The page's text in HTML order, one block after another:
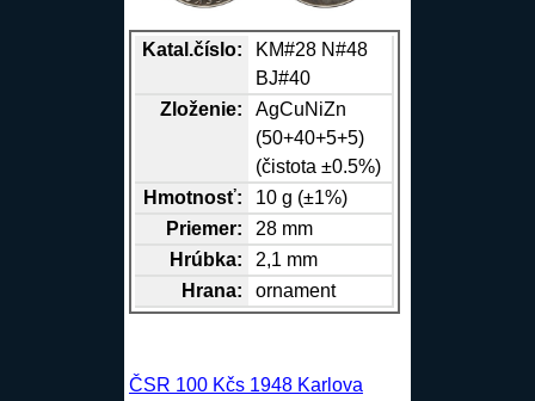
Katal.číslo:
KM#28 N#48
BJ#40
Zloženie:
AgCuNiZn
(50+40+5+5)
(čistota ±0.5%)
Hmotnosť:
10 g (±1%)
Priemer:
28 mm
Hrúbka:
2,1 mm
Hrana: ornament
ČSR 100 Kčs 1948 Karlova